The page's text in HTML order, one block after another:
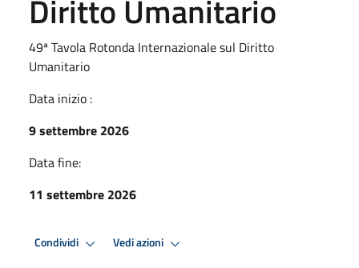
Diritto Umanitario
49ª Tavola Rotonda Internazionale sul Diritto
Umanitario
Data inizio :
9 settembre 2026
Data fine:
11 settembre 2026
Condividi Vedi azioni